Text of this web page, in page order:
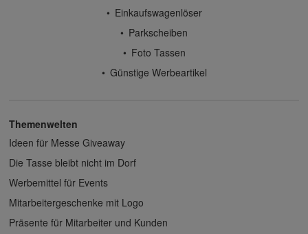
Einkaufswagenlöser
Parkscheiben
Foto Tassen
Günstige Werbeartikel
Themenwelten
Ideen für Messe Giveaway
Die Tasse bleibt nicht im Dorf
Werbemittel für Events
Mitarbeitergeschenke mit Logo
Präsente für Mitarbeiter und Kunden